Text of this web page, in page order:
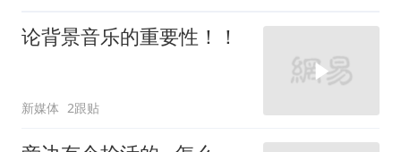
论背景音乐的重要性！！
新媒体 2跟贴